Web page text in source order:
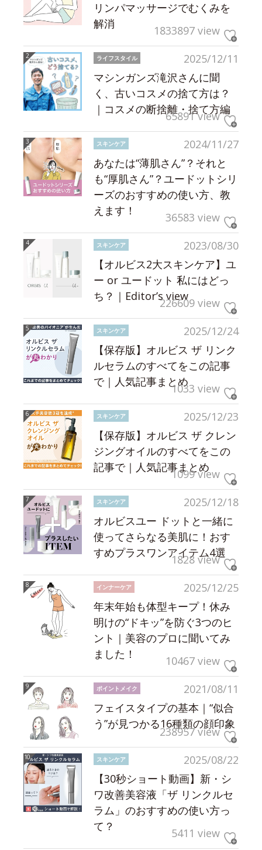
リンパマッサージでむくみを
解消
1833897 view
2025/12/11
ライフスタイル
マシンガンズ滝沢さんに聞
く、古いコスメの捨て方は？
｜コスメの断捨離・捨て方編
65891 view
2024/11/27
スキンケア
あなたは“薄肌さん”？それと
も“厚肌さん”？ユードットシリ
ーズのおすすめの使い方、教
えます！
36583 view
2023/08/30
スキンケア
【オルビス2大スキンケア】ユ
ー or ユードット 私にはどっ
ち？｜Editor’s view226609 view
2025/12/24
スキンケア
【保存版】オルビス ザ リンク
ルセラムのすべてをこの記事
で｜人気記事まとめ1033 view
2025/12/23
スキンケア
【保存版】オルビス ザ クレン
ジングオイルのすべてをこの
記事で｜人気記事まとめ
1099 view
2025/12/18
スキンケア
オルビスユー ドットと一緒に
使ってさらなる美肌に！おす
すめプラスワンアイテム4選
1828 view
2025/12/25
インナーケア
年末年始も体型キープ！休み
明けの“ドキッ”を防ぐ3つのヒ
ント｜美容のプロに聞いてみ
ました！
10467 view
2021/08/11
ポイントメイク
フェイスタイプの基本｜“似合
う”が見つかる16種類の顔印象
238957 view
2025/08/22
スキンケア
【30秒ショート動画】新・シ
ワ改善美容液「ザ リンクルセ
ラム」のおすすめの使い方っ
て？
5411 view